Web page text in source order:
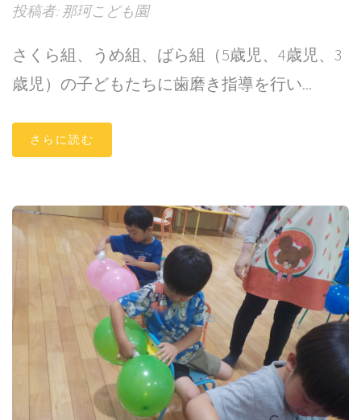
投稿者: 那珂こども園
さくら組、うめ組、ばら組（5歳児、4歳児、3
歳児）の子どもたちに歯磨き指導を行い...
さらに読む